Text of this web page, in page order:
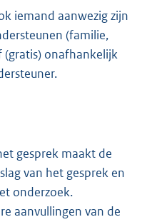
iemand aanwezig zijn
(familie,
onafhankelijk
gesprek maakt de
van het gesprek en
onderzoek.
aanvullingen van de